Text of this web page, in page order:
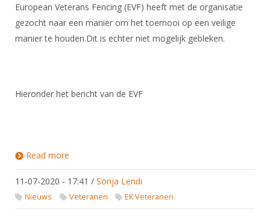
European Veterans Fencing (EVF) heeft met de organisatie
gezocht naar een manier om het toernooi op een veilige
manier te houden.Dit is echter niet mogelijk gebleken.
Hieronder het bericht van de EVF
Read more
11-07-2020 - 17:41 / Sonja Lendi
Nieuws Veteranen EK Veteranen